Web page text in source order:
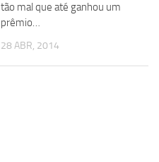
tão mal que até ganhou um
prêmio…
28 ABR, 2014